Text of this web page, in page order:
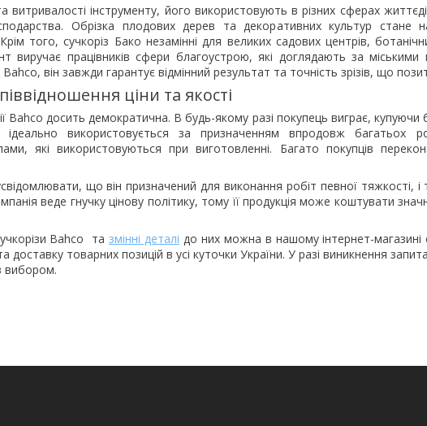
витривалості інструменту, його використовують в різних сферах
Обрізка плодових дерев та декоративних культур стане
того, сучкоріз Бако незамінні для великих садових центрів,
виручає працівників сфери благоустрою, які доглядають за
Bahco, він завжди гарантує відмінний результат та точність зрізів, що
ціни та якості
Bahco досить демократична. В будь-якому разі покупець виграє,
використовується за призначенням впродовж багатьох
які використовуються при виготовленні. Багато покупців
що він призначений для виконання робіт певної тяжкості,
веде гнучку цінову політику, тому її продукція може коштувати
Bahco тазмінні деталі до них можна в нашому інтернет-
товарних позицій в усі куточки України. У разі виникнення
вибором.